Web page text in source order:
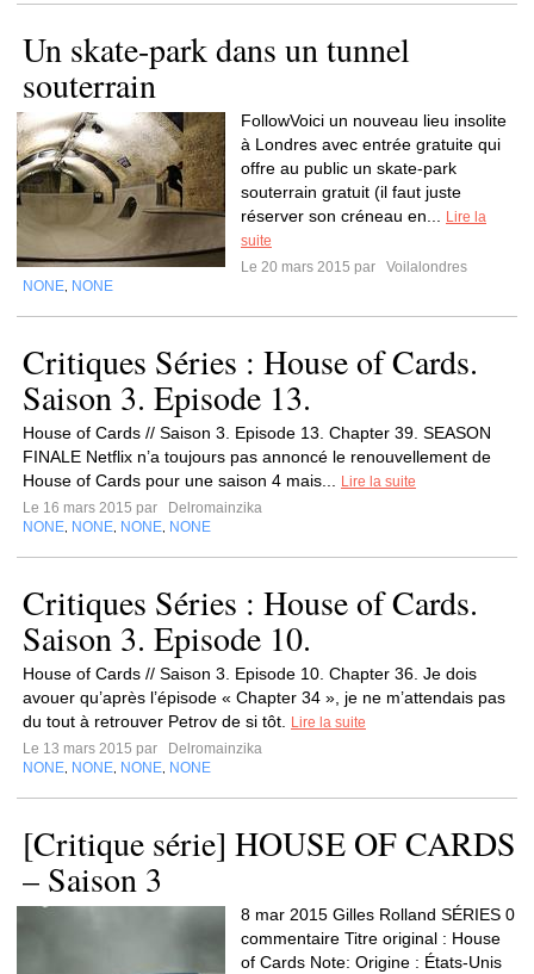
Un skate-park dans un tunnel
souterrain
FollowVoici un nouveau lieu insolite
à Londres avec entrée gratuite qui
offre au public un skate-park
souterrain gratuit (il faut juste
réserver son créneau en...
Lire la
suite
Le 20 mars 2015 par
Voilalondres
NONE NONE
Critiques Séries : House of Cards.
Saison 3. Episode 13.
House of Cards // Saison 3. Episode 13. Chapter 39. SEASON
FINALE Netflix n’a toujours pas annoncé le renouvellement de
House of Cards pour une saison 4 mais...
Lire la suite
Le 16 mars 2015 par
Delromainzika
NONE NONE NONE NONE
Critiques Séries : House of Cards.
Saison 3. Episode 10.
House of Cards // Saison 3. Episode 10. Chapter 36. Je dois
avouer qu’après l’épisode « Chapter 34 », je ne m’attendais pas
du tout à retrouver Petrov de si tôt.
Lire la suite
Le 13 mars 2015 par
Delromainzika
NONE NONE NONE NONE
[Critique série] HOUSE OF CARDS
– Saison 3
8 mar 2015 Gilles Rolland SÉRIES 0
commentaire Titre original : House
of Cards Note: Origine : États-Unis